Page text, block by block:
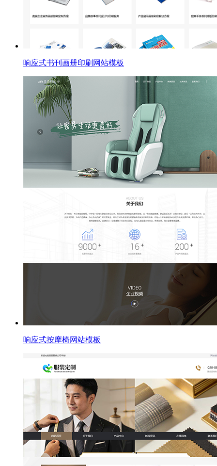
响应式书刊画册印刷网站模板
响应式按摩椅网站模板